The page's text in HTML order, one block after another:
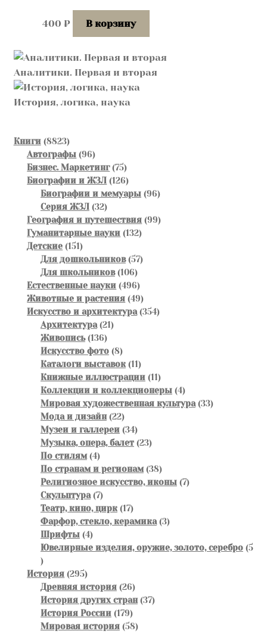
400 ₽ В корзину
Аналитики. Первая и вторая
История, логика, наука
Книги 88238823
товара
Автографы 9696
товаров
Бизнес. Маркетинг 7575
товаров
Биографии и ЖЗЛ 126126
товаров
Биографии и мемуары 9696
Серия ЖЗЛ 3232
товара
География и путешествия 9999
Гуманитарные науки 132132
Детские 151151
товар
Для дошкольников 5757
Для школьников 106106
товаров
Естественные науки 496496
товаров
Животные и растения 4949
товаров
Искусство и архитектура 354354
Архитектура 2121
Живопись 136136
товаров
Искусство фото 88
товаров
Каталоги выставок 1111
товаров
Книжные иллюстрации 1111
товаров
Коллекции и коллекционеры 44
товара
Мировая художественная культура 3333
Мода и дизайн 2222
товара
Музеи и галлереи 3434
товара
Музыка, опера, балет 2323
По стилям 44
товара
По странам и регионам 3838
товаров
Религиозное искусство, иконы 77
Скульптура 77
товаров
Театр, кино, цирк 1717
товаров
Фарфор, стекло, керамика 33
Шрифты 44
товара
Ювелирные изделия, оружие, золото, серебро 5
5
товаров
История 295295
товаров
Древняя история 2626
товаров
История других стран 3737
История России 179179
товаров
Мировая история 5858